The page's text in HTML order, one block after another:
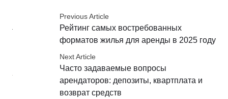
Previous Article
Рейтинг самых востребованных
форматов жилья для аренды в 2025 году
Next Article
Часто задаваемые вопросы
арендаторов: депозиты, квартплата и
возврат средств